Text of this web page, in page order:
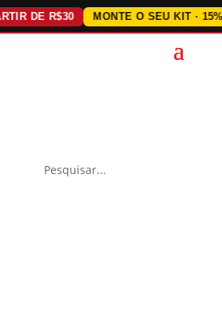
R$30 MONTE O SEU KIT · 15% OFF